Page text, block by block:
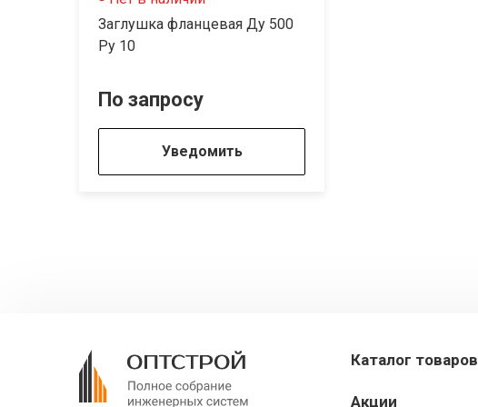
Заглушка фланцевая Ду 500
Ру 10
По запросу
Уведомить
Каталог товаров
Акции